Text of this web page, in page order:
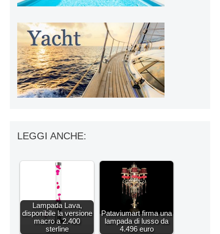
LEGGI ANCHE:
Lampada Lava,
disponibile la versione
macro a 2.400
sterline
Pataviumart firma una
lampada di lusso da
4.496 euro